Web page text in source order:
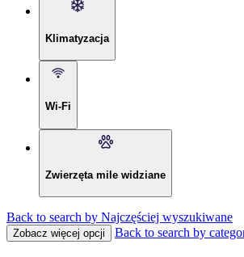
Klimatyzacja
Wi-Fi
Zwierzęta mile widziane
Back to search by Najczęściej wyszukiwane
Zobacz więcej opcji Back to search by